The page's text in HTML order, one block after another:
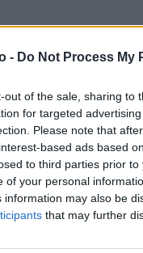
- Do Not Process My
out of the sale, sharing
for targeted
Please note that
based ads based
to third parties prior
of your personal
information may also be
that may further